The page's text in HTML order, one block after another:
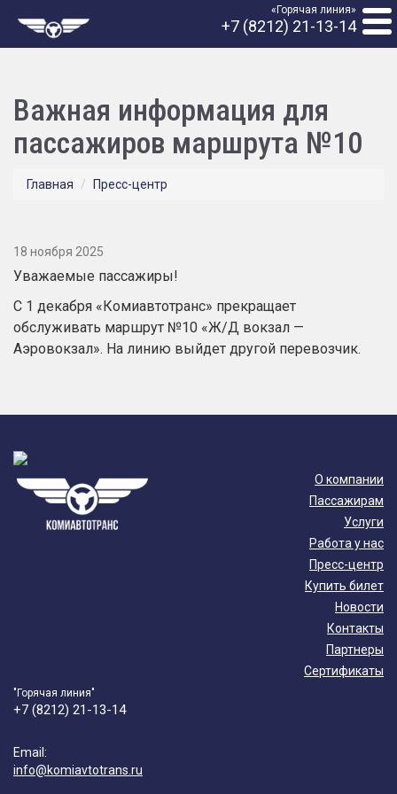
«Горячая линия»
+7 (8212) 21-13-14
Важная информация для
пассажиров маршрута №10
Главная Пресс-центр
18 ноября 2025
Уважаемые пассажиры!
С 1 декабря «Комиавтотранс» прекращает
обслуживать маршрут №10 «Ж/Д вокзал —
Аэровокзал». На линию выйдет другой перевозчик.
О компании
Пассажирам
Услуги
Работа у нас
Пресс-центр
Купить билет
Новости
Контакты
Партнеры
Сертификаты
"Горячая линия"
+7 (8212) 21-13-14
Email:
info@komiavtotrans.ru